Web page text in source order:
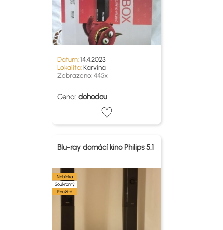
Datum:14.4.2023
Lokalita:Karviná
Zobrazeno: 445x
Cena: dohodou
Blu-ray domácí kino Philips 5.1
Nabídka
Soukromý
Použité